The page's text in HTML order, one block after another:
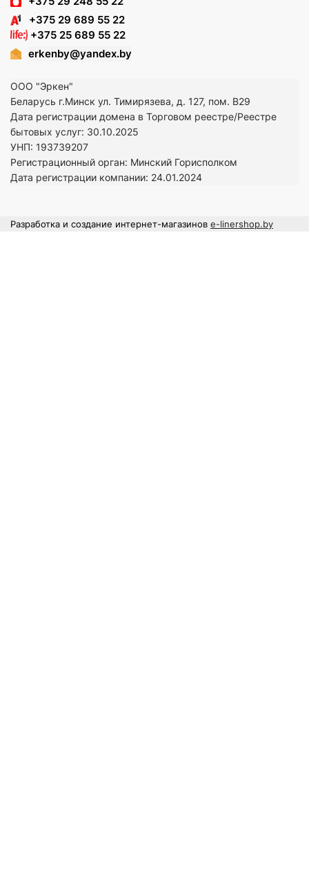
+375 29 689 55 22
+375 25 689 55 22
erkenby@yandex.by
ООО "Эркен"
Беларусь г.Минск ул. Тимирязева, д. 127, пом. В29
Дата регистрации домена в Торговом реестре/Реестре
бытовых услуг: 30.10.2025
УНП: 193739207
Регистрационный орган: Минский Горисполком
Дата регистрации компании: 24.01.2024
Разработка и создание интернет-магазинов e-linershop.by